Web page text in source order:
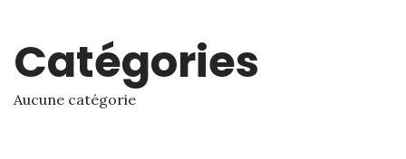
Catégories
Aucune catégorie